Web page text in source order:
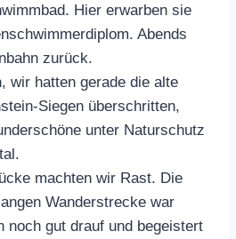
Hier erwarben sie
Abends
zurück.
wir hatten gerade die alte
Siegen überschritten,
unter Naturschutz
machten wir Rast. Die
Wanderstrecke war
noch gut drauf und begeistert